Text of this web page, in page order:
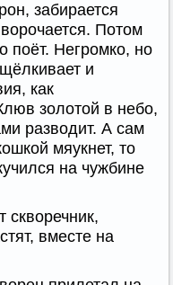
забирается
Потом
поёт. Негромко, но
и
как
золотой в небо,
разводит. А сам
мяукнет, то
на чужбине
скворечник,
вместе на